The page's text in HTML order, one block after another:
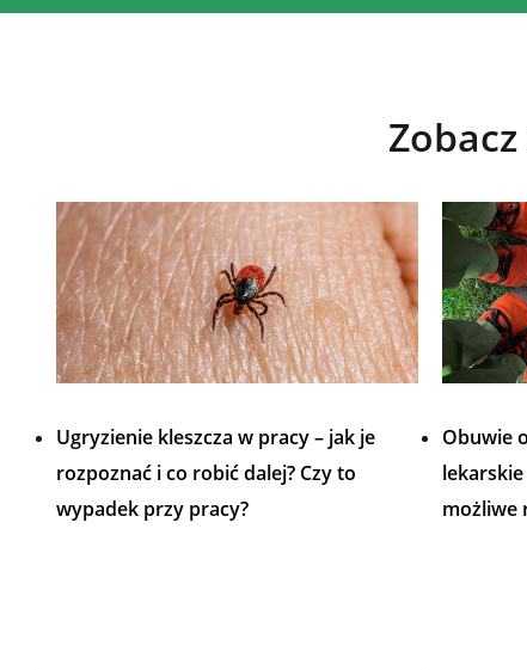
Ugryzienie kleszcza w pracy – jak je
rozpoznać i co robić dalej? Czy to
wypadek przy pracy?
Obuwie
możliwe